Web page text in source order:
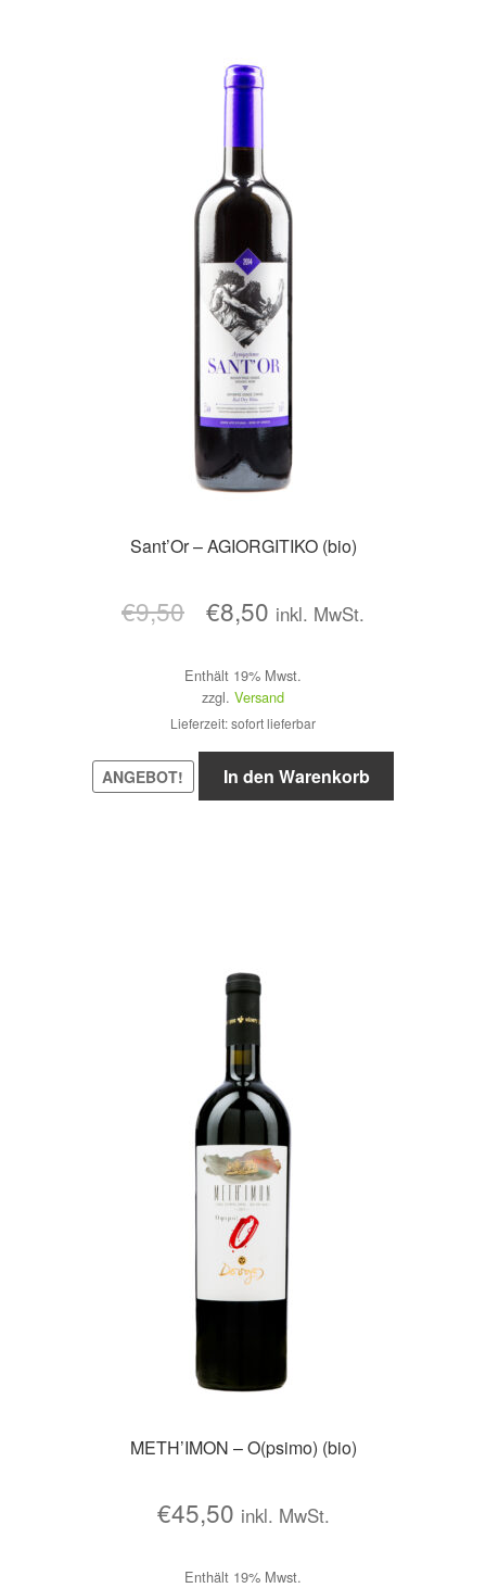
Sant’Or – AGIORGITIKO (bio)
€9,50
Ursprünglicher
war:
€9,50
€8,50 Aktueller
ist:
€8,50.
inkl. MwSt.
Enthält 19% Mwst.
zzgl. Versand
Lieferzeit: sofort lieferbar
ANGEBOT! In den Warenkorb
METH’IMON – O(psimo) (bio)
€45,50 inkl. MwSt.
Enthält 19% Mwst.